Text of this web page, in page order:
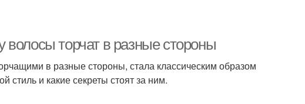
торчат в разные стороны
в разные стороны, стала классическим образом
стиль и какие секреты стоят за ним.